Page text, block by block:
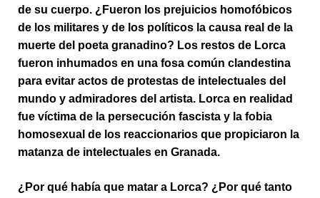
de su cuerpo. ¿Fueron los prejuicios homofóbicos
de los militares y de los políticos la causa real de la
muerte del poeta granadino? Los restos de Lorca
fueron inhumados en una fosa común clandestina
para evitar actos de protestas de intelectuales del
mundo y admiradores del artista. Lorca en realidad
fue víctima de la persecución fascista y la fobia
homosexual de los reaccionarios que propiciaron la
matanza de intelectuales en Granada.
¿Por qué había que matar a Lorca? ¿Por qué tanto